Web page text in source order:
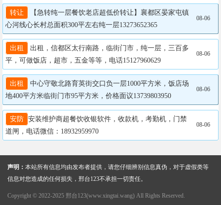
转让
【急转纯一层餐饮老店超低价转让】襄都区晏家屯镇
心河线心长村总面积300平左右纯一层13273652365
08-06
出租
出租，信都区太行南路，临街门市，纯一层，三百多
平，可做饭店，超市，五金等等，电话15127960629
08-06
出租
中心守敬北路育英街交口负一层1000平方米，饭店场
地400平方米临街门市95平方米，价格面议13739803950
08-06
安防 安装维护商超餐饮收银软件，收款机，考勤机，门禁
道闸，电话微信：18932959970
08-06
声明： 本站所有信息均由发布者提供，请您仔细辨别信息真伪，对于虚假类等
信息对您造成的任何损失，邢台123不承担一切责任。
Copyright © 2022-2025 邢台123(www.xingtai.wang) All Rights Reserved.